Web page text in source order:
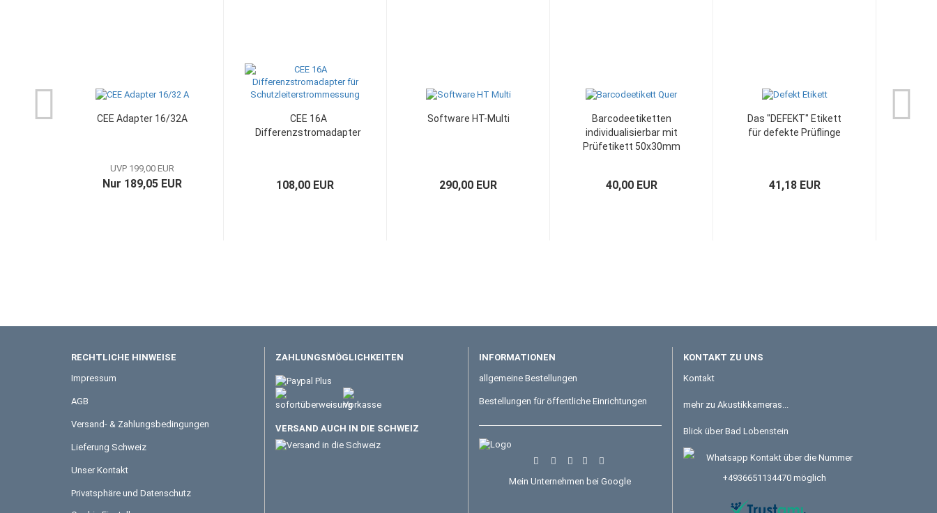
CEE Adapter 16/32A
UVP 199,00 EUR
Nur 189,05 EUR
CEE 16A
Differenzstromadapter
108,00 EUR
Software HT-Multi
290,00 EUR
Barcodeetiketten
individualisierbar mit
Prüfetikett 50x30mm
40,00 EUR
Das "DEFEKT" Etikett
für defekte Prüflinge
41,18 EUR
RECHTLICHE HINWEISE
Impressum
AGB
Versand- & Zahlungsbedingungen
Lieferung Schweiz
Unser Kontakt
Privatsphäre und Datenschutz
ZAHLUNGSMÖGLICHKEITEN
VERSAND AUCH IN DIE SCHWEIZ
INFORMATIONEN
allgemeine Bestellungen
Bestellungen für öffentliche Einrichtungen
Mein Unternehmen bei Google
KONTAKT ZU UNS
Kontakt
mehr zu Akustikkameras...
Blick über Bad Lobenstein